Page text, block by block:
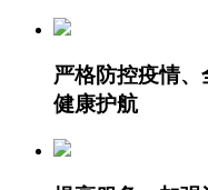
严格防控疫情
健康护航